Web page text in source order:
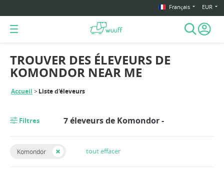
Français EUR
Accueil Liste d'éleveurs
TROUVER DES ÉLEVEURS DE
KOMONDOR NEAR ME
Filtres 7 éleveurs de Komondor -
Komondor tout effacer